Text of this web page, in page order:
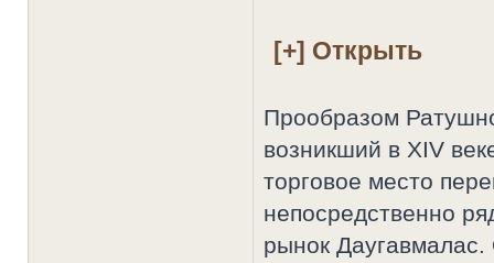
Прообразом
возникший в XIV
торговое место
непосредственно
рынок